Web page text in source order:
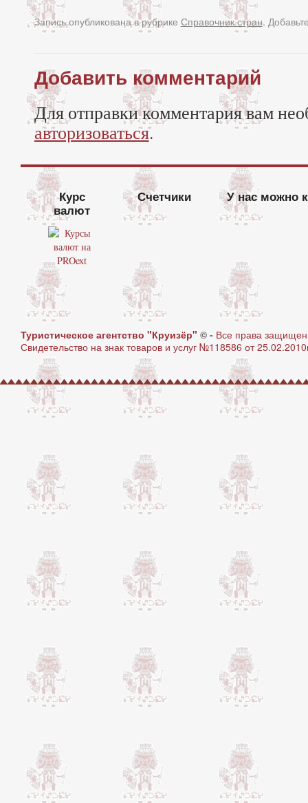
Запись опубликована в рубрике Справочник стран.
Добавить комментарий
Для отправки комментария вам
авторизоваться.
Курс
валют
Счетчики У нас можно
Туристическое агентство "Круизёр" © - Все права
Свидетельство на знак товаров и услуг №118586 от